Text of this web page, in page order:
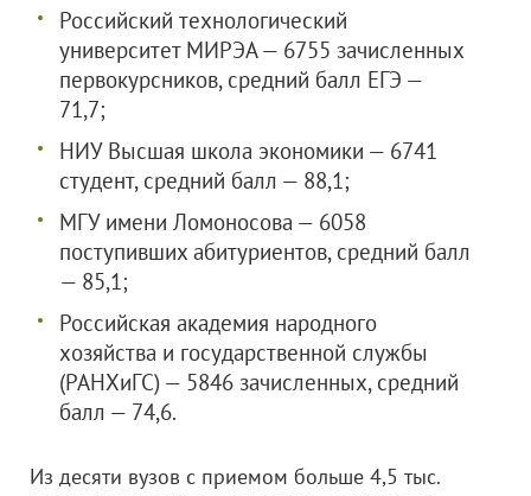
Российский технологический
университет МИРЭА — 6755 зачисленных
первокурсников, средний балл ЕГЭ —
71,7;
НИУ Высшая школа экономики — 6741
студент, средний балл — 88,1;
МГУ имени Ломоносова — 6058
поступивших абитуриентов, средний балл
— 85,1;
Российская академия народного
хозяйства и государственной службы
(РАНХиГС) — 5846 зачисленных, средний
балл — 74,6.
Из десяти вузов с приемом больше 4,5 тыс.